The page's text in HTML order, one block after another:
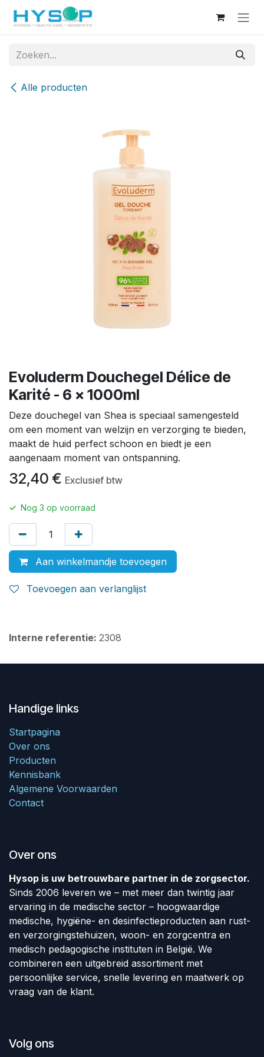
Overslaan naar inhoud
Alle producten
Evoluderm Douchegel Délice de
Karité - 6 x 1000ml
Deze douchegel van Shea is speciaal samengesteld
om een moment van welzijn en verzorging te bieden,
maakt de huid perfect schoon en biedt je een
aangenaam moment van ontspanning.
32,40 € Exclusief btw
✓ Nog 3 op voorraad
Aan winkelmandje toevoegen
Toevoegen aan verlanglijst
Interne referentie: 2308
Handige links
Startpagina
Over ons
Producten
Kennisbank
Algemene Voorwaarden
Contact
Over ons
Hysop is uw betrouwbare partner in de zorgsector.
Sinds 2006 leveren we – met meer dan twintig jaar
ervaring in de medische sector – hoogwaardige
medische, hygiëne- en desinfectieproducten aan rust-
en verzorgingstehuizen, woon- en zorgcentra en
medisch pedagogische instituten in België. We
combineren een uitgebreid assortiment met
persoonlijke service, snelle levering en maatwerk op
vraag van de klant.
Volg ons